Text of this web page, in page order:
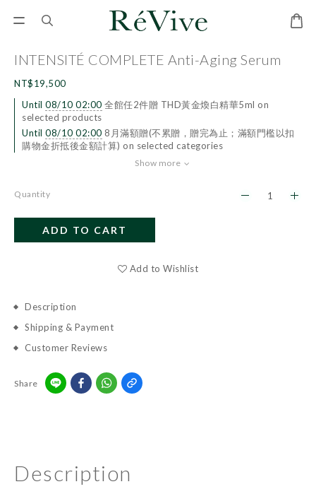
INTENSITÉ COMPLETE Anti-Aging Serum
NT$19,500
Until 08/10 02:00 全館任2件贈 THD黃金煥白精華5ml on
selected products
Until 08/10 02:00 8月滿額贈(不累贈，贈完為止；滿額門檻以扣
購物金折抵後金額計算) on selected categories
Show more
Quantity
ADD TO CART
Add to Wishlist
Description
Shipping & Payment
Customer Reviews
Share
Description